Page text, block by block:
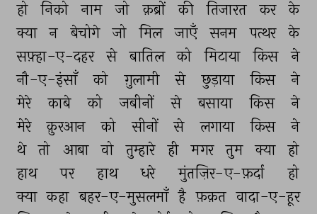
हो
निको नाम जो क़ब्रों की तिजारत कर
के
क्या
न बेचोगे जो मिल जाएँ सनम पत्थर
के
सफ़्हा-ए-दहर
से बातिल को मिटाया किस
ने
नौ-ए-इंसाँ
को ग़ुलामी से छुड़ाया किस ने
मेरे काबे को जबीनों से बसाया किस
ने
मेरे
क़ुरआन को सीनों से लगाया किस
ने
थे तो आबा वो तुम्हारे ही मगर तुम क्या
हो
हाथ
पर हाथ धरे मुंतज़िर-ए-फ़र्दा
हो
क्या कहा बहर-ए-मुसलमाँ है फ़क़त वादा-ए-हूर